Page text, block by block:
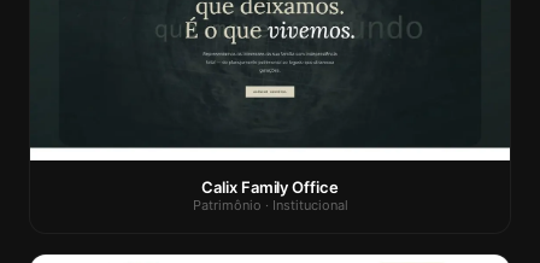
Calix Family Office
Patrimônio · Institucional